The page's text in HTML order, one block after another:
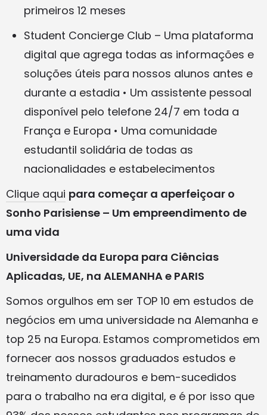
primeiros 12 meses
Student Concierge Club – Uma plataforma
digital que agrega todas as informações e
soluções úteis para nossos alunos antes e
durante a estadia • Um assistente pessoal
disponível pelo telefone 24/7 em toda a
França e Europa • Uma comunidade
estudantil solidária de todas as
nacionalidades e estabelecimentos
Clique aqui para começar a aperfeiçoar o
Sonho Parisiense – Um empreendimento de
uma vida
Universidade da Europa para Ciências
Aplicadas, UE, na ALEMANHA e PARIS
Somos orgulhos em ser TOP 10 em estudos de
negócios em uma universidade na Alemanha e
top 25 na Europa. Estamos comprometidos em
fornecer aos nossos graduados estudos e
treinamento duradouros e bem-sucedidos
para o trabalho na era digital, e é por isso que